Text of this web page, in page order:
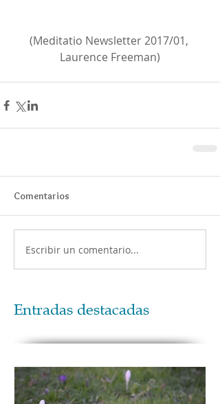
(Meditatio Newsletter 2017/01,
Laurence Freeman)
Comentarios
Escribir un comentario...
Entradas destacadas